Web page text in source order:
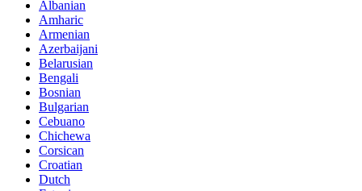
Albanian
Amharic
Armenian
Azerbaijani
Belarusian
Bengali
Bosnian
Bulgarian
Cebuano
Chichewa
Corsican
Croatian
Dutch